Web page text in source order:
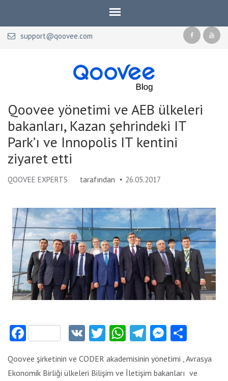
support@qoovee.com
Qoovee Blog
Qoovee yönetimi ve AEB ülkeleri
bakanları, Kazan şehrindeki IT
Park’ı ve Innopolis IT kentini
ziyaret etti
QOOVEE EXPERTS tarafından 26.05.2017
FacebookVK Twitter
WhatsApp
Telegram
Qoovee şirketinin ve CODER akademisinin yönetimi , Avrasya
Ekonomik Birliği ülkeleri Bilişim ve İletişim bakanları ve